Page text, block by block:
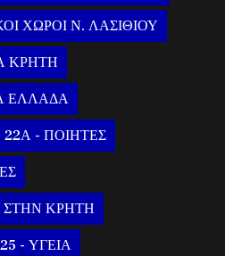
ΧΩΡΟΙ Ν. ΛΑΣΙΘΙΟΥ
ΚΡΗΤΗ
ΕΛΛΑΔΑ
22Α - ΠΟΙΗΤΕΣ
ΣΤΗΝ ΚΡΗΤΗ
25 - ΥΓΕΙΑ